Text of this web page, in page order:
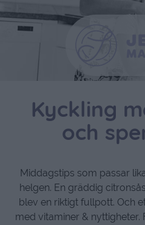
Kyckling
och
Middagstips som passar
helgen. En gräddig
blev en riktigt fullpott. Och
med vitaminer & nyttigheter.